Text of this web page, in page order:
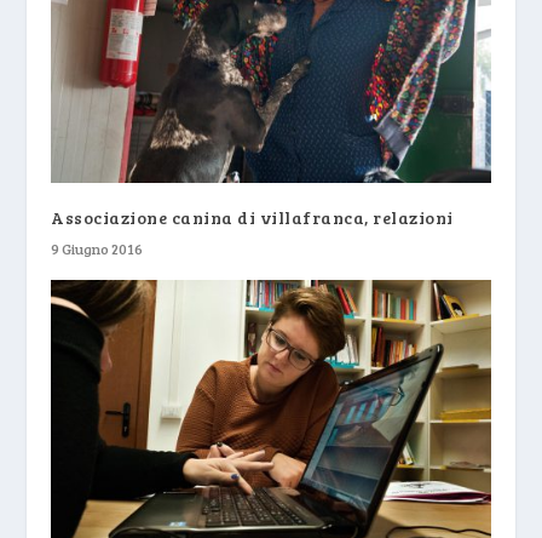
Associazione canina di villafranca, relazioni
9 Giugno 2016